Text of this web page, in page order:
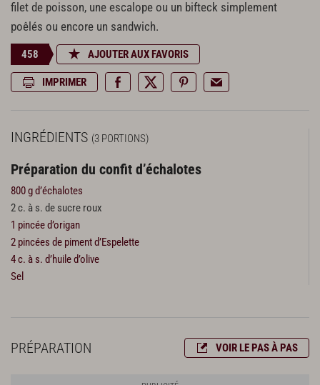
filet de poisson, une escalope ou un bifteck simplement
poêlés ou encore un sandwich.
458 AJOUTER AUX FAVORIS
IMPRIMER
INGRÉDIENTS (3 PORTIONS)
Préparation du confit d’échalotes
800 g d’échalotes
2 c. à s. de sucre roux
1 pincée d’origan
2 pincées de piment d’Espelette
4 c. à s. d’huile d’olive
Sel
PRÉPARATION VOIR LE PAS À PAS